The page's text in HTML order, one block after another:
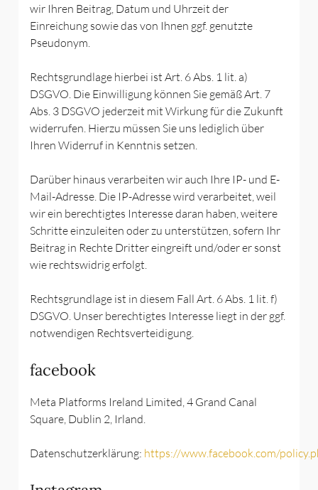
wir Ihren Beitrag, Datum und Uhrzeit der
Einreichung sowie das von Ihnen ggf. genutzte
Pseudonym.
Rechtsgrundlage hierbei ist Art. 6 Abs. 1 lit. a)
DSGVO. Die Einwilligung können Sie gemäß Art. 7
Abs. 3 DSGVO jederzeit mit Wirkung für die Zukunft
widerrufen. Hierzu müssen Sie uns lediglich über
Ihren Widerruf in Kenntnis setzen.
Darüber hinaus verarbeiten wir auch Ihre IP- und E-
Mail-Adresse. Die IP-Adresse wird verarbeitet, weil
wir ein berechtigtes Interesse daran haben, weitere
Schritte einzuleiten oder zu unterstützen, sofern Ihr
Beitrag in Rechte Dritter eingreift und/oder er sonst
wie rechtswidrig erfolgt.
Rechtsgrundlage ist in diesem Fall Art. 6 Abs. 1 lit. f)
DSGVO. Unser berechtigtes Interesse liegt in der ggf.
notwendigen Rechtsverteidigung.
facebook
Meta Platforms Ireland Limited, 4 Grand Canal
Square, Dublin 2, Irland.
Datenschutzerklärung: https://www.facebook.com/